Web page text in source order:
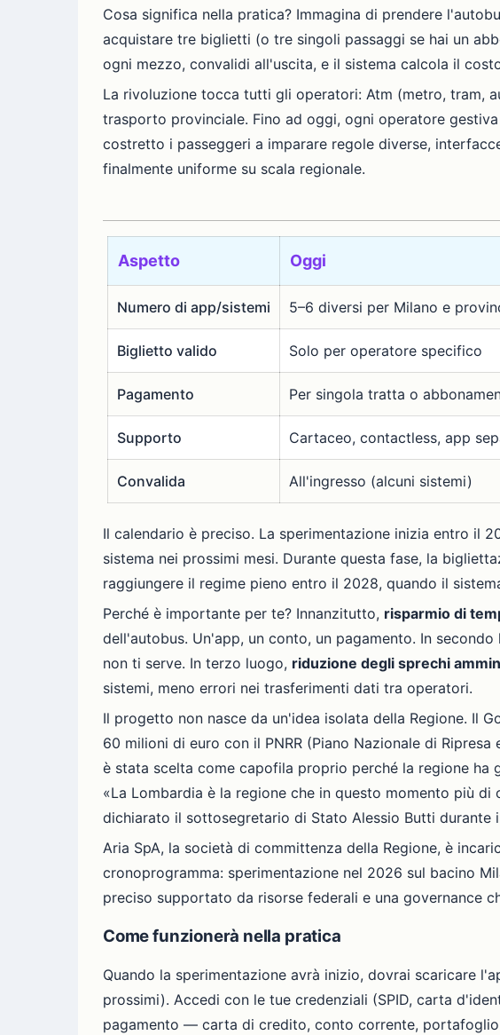
Cosa significa nella pratica? Immagina di prendere
acquistare tre biglietti (o tre singoli passaggi se hai un
ogni mezzo, convalidi all'uscita, e il sistema calcola il
La rivoluzione tocca tutti gli operatori: Atm (metro, tram,
trasporto provinciale. Fino ad oggi, ogni operatore
costretto i passeggeri a imparare regole diverse,
finalmente uniforme su scala regionale.
Aspetto Oggi
Numero di app/sistemi 5–6 diversi per Milano e
Biglietto valido Solo per operatore specifico
Pagamento Per singola tratta o
Supporto Cartaceo, contactless, app
Convalida All'ingresso (alcuni sistemi)
Il calendario è preciso. La sperimentazione inizia entro il
sistema nei prossimi mesi. Durante questa fase, la
raggiungere il regime pieno entro il 2028, quando il
Perché è importante per te? Innanzitutto, risparmio di
dell'autobus. Un'app, un conto, un pagamento. In secondo
non ti serve. In terzo luogo, riduzione degli sprechi
sistemi, meno errori nei trasferimenti dati tra operatori.
Il progetto non nasce da un'idea isolata della Regione. Il
60 milioni di euro con il PNRR (Piano Nazionale di
è stata scelta come capofila proprio perché la regione ha
«La Lombardia è la regione che in questo momento più
dichiarato il sottosegretario di Stato Alessio Butti durante
Aria SpA, la società di committenza della Regione, è
cronoprogramma: sperimentazione nel 2026 sul bacino
preciso supportato da risorse federali e una governance
Come funzionerà nella pratica
Quando la sperimentazione avrà inizio, dovrai scaricare
prossimi). Accedi con le tue credenziali (SPID, carta
pagamento — carta di credito, conto corrente,